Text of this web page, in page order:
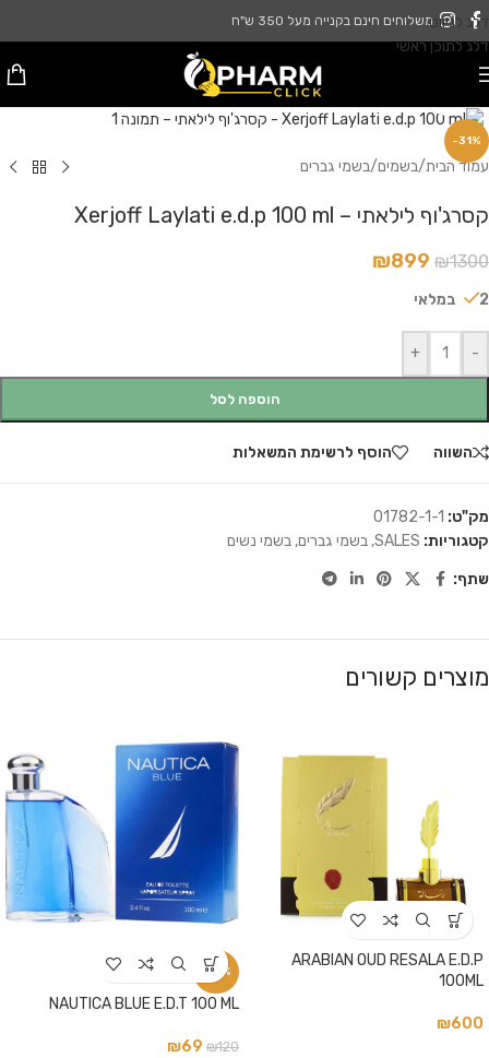
דלג לניווט
דלג לתוכן ראשי
משלוחים חינם בקנייה מעל 350 ש"ח
-31%
עמוד הבית/בשמים/בשמי גברים
קסרג'וף לילאתי – Xerjoff Laylati e.d.p 100 ml
₪1300
₪899
2 במלאי
-
+
הוספה לסל
השווה הוסף לרשימת המשאלות
מק"ט: 01782-1-1
קטגוריות: SALES
, בשמי גברים, בשמי נשים
שתף:
מוצרים קשורים
ARABIAN OUD RESALA E.D.P
100ML
₪600
-42%
NAUTICA BLUE E.D.T 100 ML
₪120
₪69